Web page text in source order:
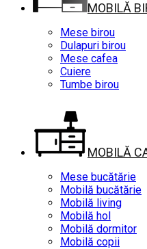
MOBILĂ
Mese birou
Dulapuri birou
Mese cafea
Cuiere
Tumbe birou
MOBILĂ
Mese bucătărie
Mobilă bucătărie
Mobilă living
Mobilă hol
Mobilă dormitor
Mobilă copii